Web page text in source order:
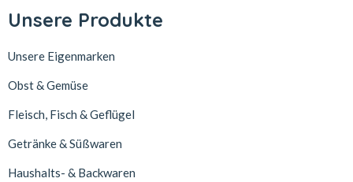
Unsere Produkte
Unsere Eigenmarken
Obst & Gemüse
Fleisch, Fisch & Geflügel
Getränke & Süßwaren
Haushalts- & Backwaren